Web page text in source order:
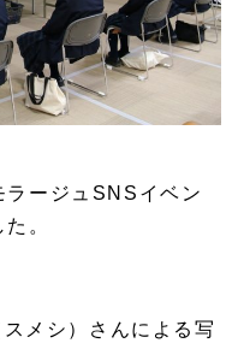
ージュSNSイベン
。
メシ）さんによる写